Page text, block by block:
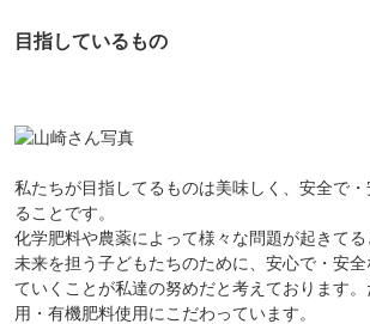
目指しているもの
私たちが目指してるものは美味しく、安全で
ることです。
化学肥料や農薬によって様々な問題が起きてる
未来を担う子どもたちのために、安心で・安
ていくことが私達の努めだと考えております
用・有機肥料使用にこだわっています。